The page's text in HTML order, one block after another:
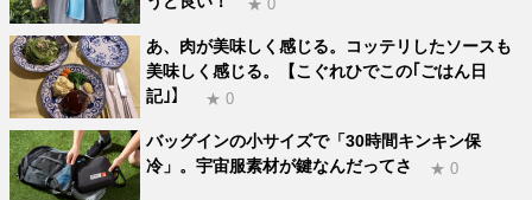
★ 0
あ、肉が美味しく感じる。コッテリしたソースも
美味しく感じる。【こぐれひでこの｢ごはん日
記｣】
★ 0
バッグインの小サイズで「30時間キンキン保
冷」。宇宙服素材が鍵なんだってさ
★ 0